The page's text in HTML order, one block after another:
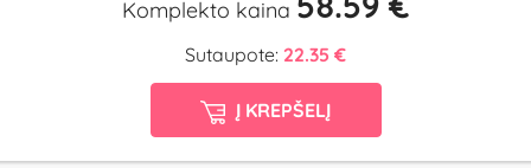
Komplekto kaina
Sutaupote: 22.35 €
Į KREPŠELĮ